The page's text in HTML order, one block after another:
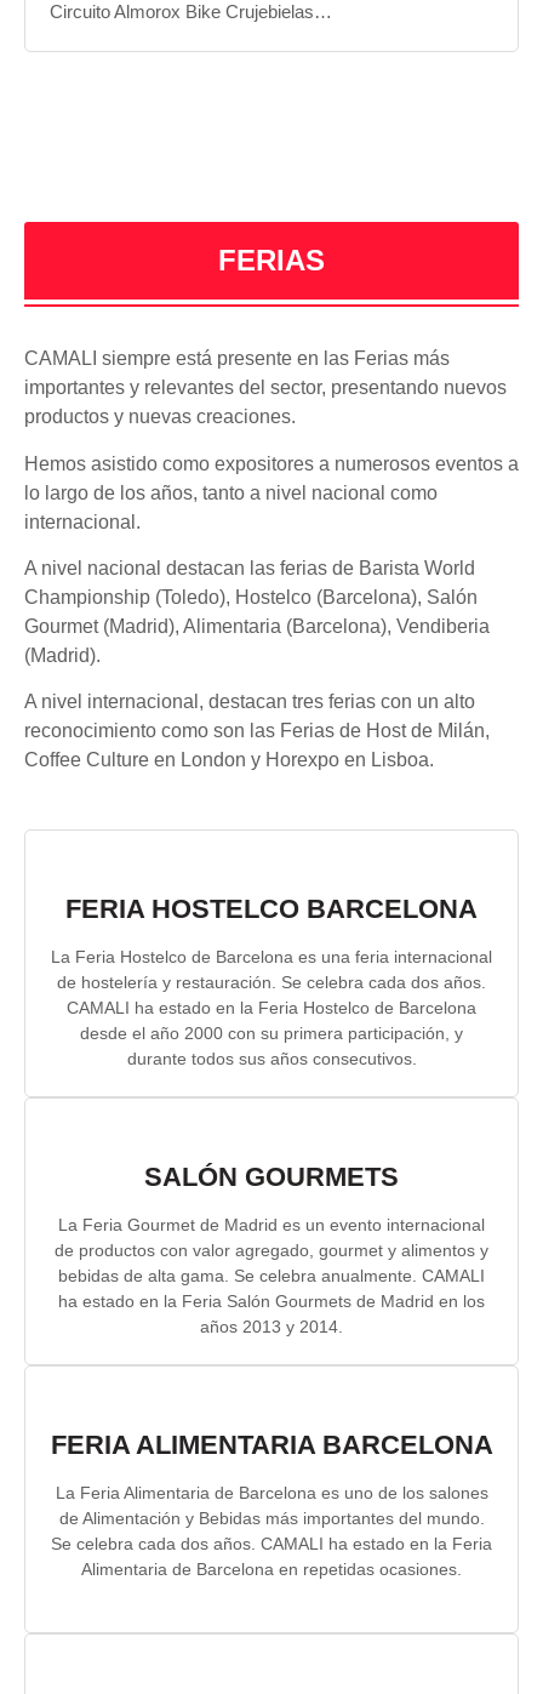
Circuito Almorox Bike Crujebielas…
FERIAS
CAMALI siempre está presente en las Ferias más
importantes y relevantes del sector, presentando nuevos
productos y nuevas creaciones.
Hemos asistido como expositores a numerosos eventos a
lo largo de los años, tanto a nivel nacional como
internacional.
A nivel nacional destacan las ferias de Barista World
Championship (Toledo), Hostelco (Barcelona), Salón
Gourmet (Madrid), Alimentaria (Barcelona), Vendiberia
(Madrid).
A nivel internacional, destacan tres ferias con un alto
reconocimiento como son las Ferias de Host de Milán,
Coffee Culture en London y Horexpo en Lisboa.
FERIA HOSTELCO BARCELONA
La Feria Hostelco de Barcelona es una feria internacional
de hostelería y restauración. Se celebra cada dos años.
CAMALI ha estado en la Feria Hostelco de Barcelona
desde el año 2000 con su primera participación, y
durante todos sus años consecutivos.
SALÓN GOURMETS
La Feria Gourmet de Madrid es un evento internacional
de productos con valor agregado, gourmet y alimentos y
bebidas de alta gama. Se celebra anualmente. CAMALI
ha estado en la Feria Salón Gourmets de Madrid en los
años 2013 y 2014.
FERIA ALIMENTARIA BARCELONA
La Feria Alimentaria de Barcelona es uno de los salones
de Alimentación y Bebidas más importantes del mundo.
Se celebra cada dos años. CAMALI ha estado en la Feria
Alimentaria de Barcelona en repetidas ocasiones.